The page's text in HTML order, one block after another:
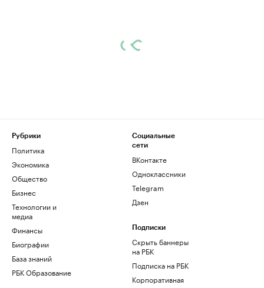
Рубрики
Политика
Экономика
Общество
Бизнес
Технологии и
медиа
Финансы
Биографии
База знаний
РБК Образование
Социальные
сети
ВКонтакте
Одноклассники
Telegram
Дзен
Подписки
Скрыть баннеры
на РБК
Подписка на РБК
Корпоративная